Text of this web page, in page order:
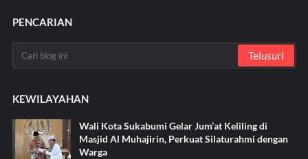
PENCARIAN
KEWILAYAHAN
Wali Kota Sukabumi Gelar Jum’at Keliling di
Masjid Al Muhajirin, Perkuat Silaturahmi dengan
Warga